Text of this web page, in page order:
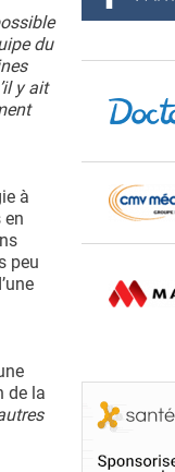
du
y ait
à
en
peu
de la